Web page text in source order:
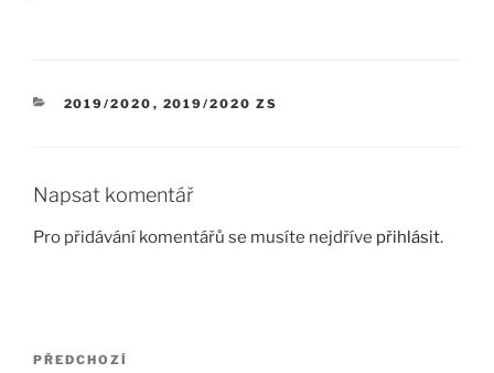
RUBRIKY
2019/2020 , 2019/2020 ZS
Napsat komentář
Pro přidávání komentářů se musíte nejdříve přihlásit.
Navigace
Předchozí
PŘEDCHOZÍ